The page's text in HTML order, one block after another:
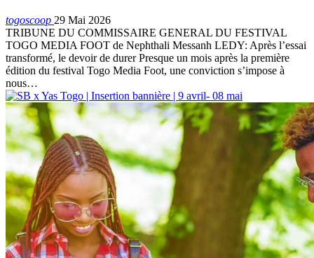
togoscoop 29 Mai 2026
TRIBUNE DU COMMISSAIRE GENERAL DU FESTIVAL
TOGO MEDIA FOOT de Nephthali Messanh LEDY: Après l’essai
transformé, le devoir de durer Presque un mois après la première
édition du festival Togo Media Foot, une conviction s’impose à
nous…